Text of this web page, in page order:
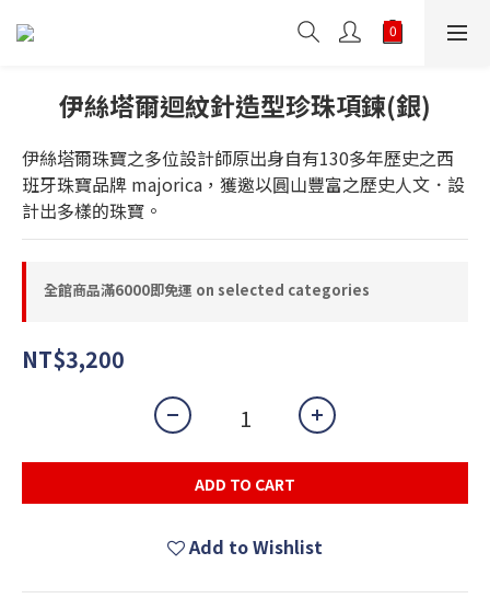
伊絲塔爾迴紋針造型珍珠項鍊(銀)
伊絲塔爾珠寶之多位設計師原出身自有130多年歷史之西
班牙珠寶品牌 majorica，獲邀以圓山豐富之歷史人文．設
計出多樣的珠寶。
全館商品滿6000即免運 on selected categories
NT$3,200
ADD TO CART
Add to Wishlist